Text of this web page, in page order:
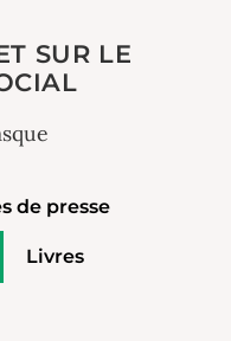
SUR LE
de presse
Livres